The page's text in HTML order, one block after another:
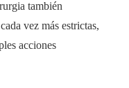
también
vez más estrictas,
acciones